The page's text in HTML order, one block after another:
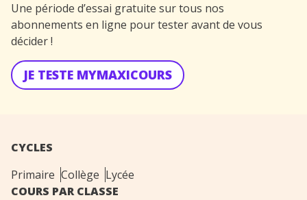
Une période d’essai gratuite sur tous nos
abonnements en ligne pour tester avant de vous
décider !
JE TESTE MYMAXICOURS
CYCLES
Primaire Collège Lycée
COURS PAR CLASSE